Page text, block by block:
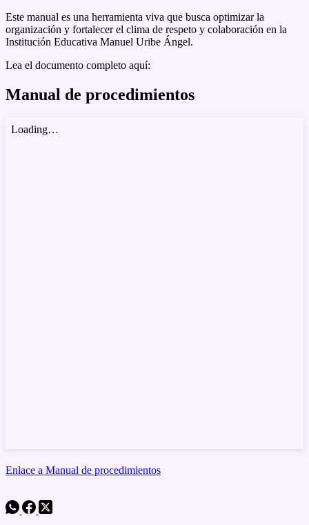
Este manual es una herramienta viva que busca optimizar la
organización y fortalecer el clima de respeto y colaboración en la
Institución Educativa Manuel Uribe Ángel.
Lea el documento completo aquí:
Manual de procedimientos
Enlace a Manual de procedimientos